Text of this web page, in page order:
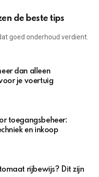
de beste tips
goed onderhoud verdient.
dan alleen
je voertuig
toegangsbeheer:
en inkoop
rijbewijs? Dit zijn